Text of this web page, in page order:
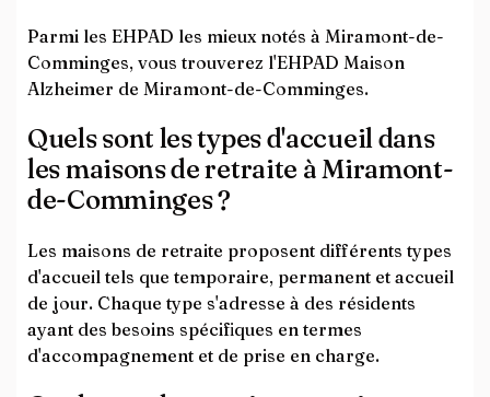
Parmi les EHPAD les mieux notés à Miramont-de-
Comminges, vous trouverez l'EHPAD Maison
Alzheimer de Miramont-de-Comminges.
Quels sont les types d'accueil dans
les maisons de retraite à Miramont-
de-Comminges ?
Les maisons de retraite proposent différents types
d'accueil tels que temporaire, permanent et accueil
de jour. Chaque type s'adresse à des résidents
ayant des besoins spécifiques en termes
d'accompagnement et de prise en charge.